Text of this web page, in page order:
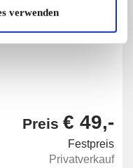
verwenden
Preis € 49,-
Festpreis
Privatverkauf